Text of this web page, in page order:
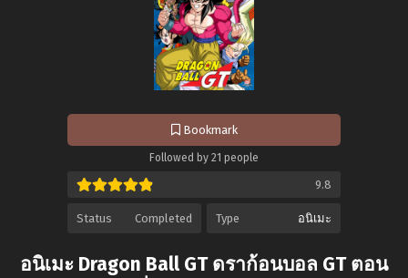
Bookmark
Followed by 21 people
9.8
Status Completed Type อนิเมะ
อนิเมะ Dragon Ball GT ดราก้อนบอล GT ตอน